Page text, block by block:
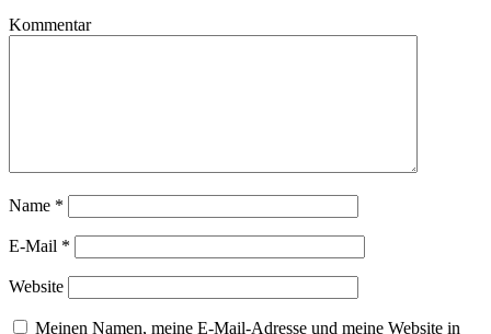
Kommentar
Name *
E-Mail *
Website
Meinen Namen, meine E-Mail-Adresse und meine Website in